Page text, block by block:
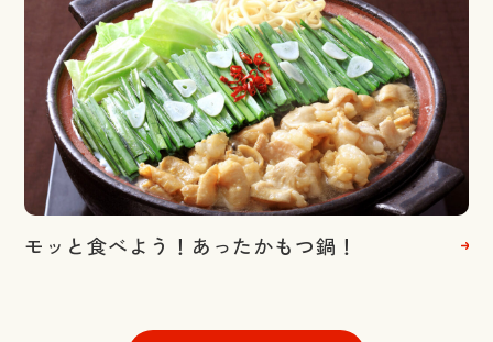
モッと食べよう！あったかもつ鍋！